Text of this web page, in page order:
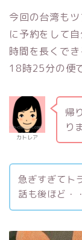
今回の台湾も
に予約をして
時間を長くで
18時25分の便
カトレア
帰
り
急ぎすぎてト
話も後ほど・・